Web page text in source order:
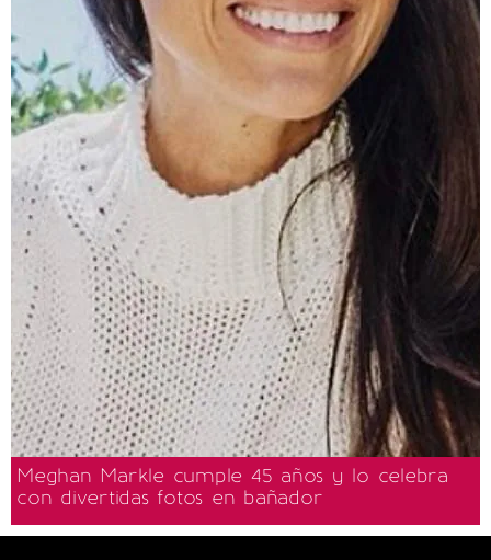
Meghan Markle cumple 45 años y lo celebra
con divertidas fotos en bañador